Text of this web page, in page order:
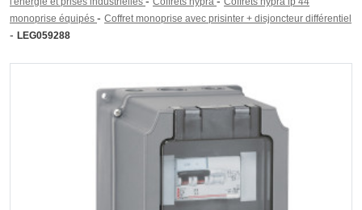
monoprise équipés - Coffret monoprise avec prisinter + disjoncteur différentiel
- LEG059288